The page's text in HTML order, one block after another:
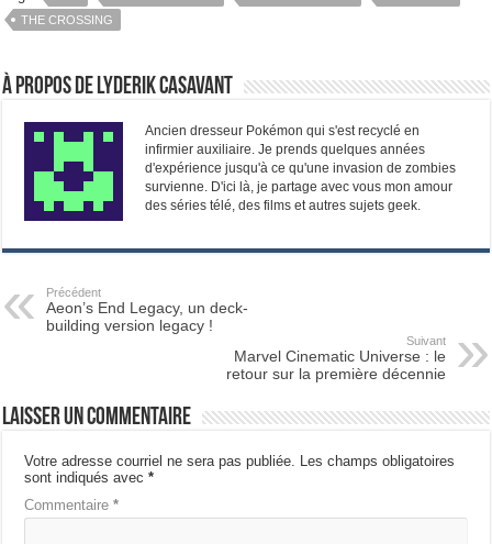
THE CROSSING
À propos de Lyderik Casavant
Ancien dresseur Pokémon qui s'est recyclé en
infirmier auxiliaire. Je prends quelques années
d'expérience jusqu'à ce qu'une invasion de zombies
survienne. D'ici là, je partage avec vous mon amour
des séries télé, des films et autres sujets geek.
Précédent
Aeon’s End Legacy, un deck-
building version legacy !
Suivant
Marvel Cinematic Universe : le
retour sur la première décennie
Laisser un commentaire
Votre adresse courriel ne sera pas publiée. Les champs obligatoires
sont indiqués avec*
Commentaire*